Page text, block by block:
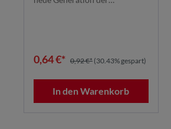
0,64 €* 0,92 €* (30.43% gespart)
In den Warenkorb